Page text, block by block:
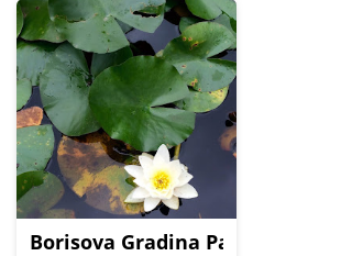
Borisova Gradina Park